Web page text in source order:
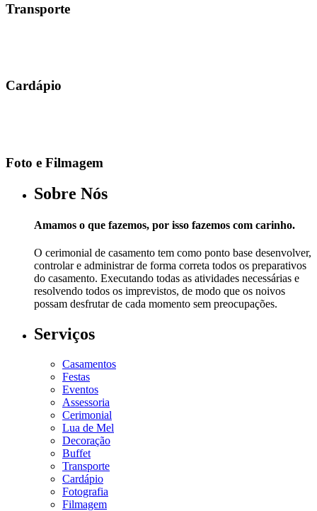
Transporte
Cardápio
Foto e Filmagem
Sobre Nós
Amamos o que fazemos, por isso fazemos com carinho.
O cerimonial de casamento tem como ponto base desenvolver,
controlar e administrar de forma correta todos os preparativos
do casamento. Executando todas as atividades necessárias e
resolvendo todos os imprevistos, de modo que os noivos
possam desfrutar de cada momento sem preocupações.
Serviços
Casamentos
Festas
Eventos
Assessoria
Cerimonial
Lua de Mel
Decoração
Buffet
Transporte
Cardápio
Fotografia
Filmagem